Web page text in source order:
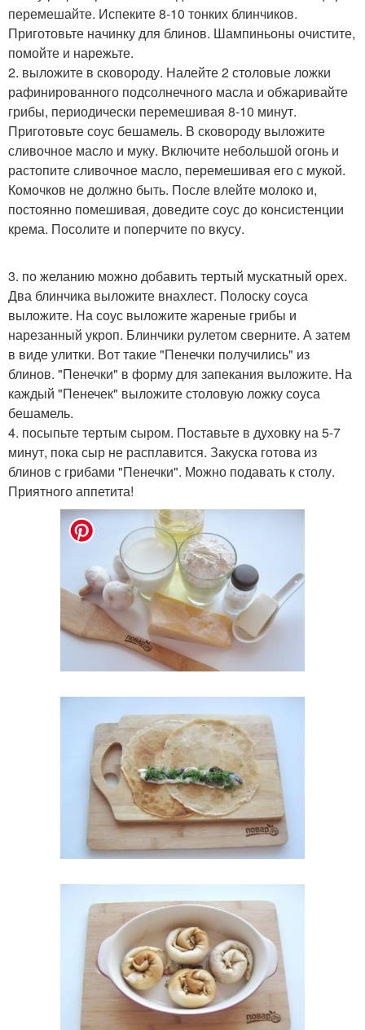
перемешайте. Испеките 8-10 тонких блинчиков.
Приготовьте начинку для блинов. Шампиньоны очистите,
помойте и нарежьте.
2. выложите в сковороду. Налейте 2 столовые ложки
рафинированного подсолнечного масла и обжаривайте
грибы, периодически перемешивая 8-10 минут.
Приготовьте соус бешамель. В сковороду выложите
сливочное масло и муку. Включите небольшой огонь и
растопите сливочное масло, перемешивая его с мукой.
Комочков не должно быть. После влейте молоко и,
постоянно помешивая, доведите соус до консистенции
крема. Посолите и поперчите по вкусу.
3. по желанию можно добавить тертый мускатный орех.
Два блинчика выложите внахлест. Полоску соуса
выложите. На соус выложите жареные грибы и
нарезанный укроп. Блинчики рулетом сверните. А затем
в виде улитки. Вот такие "Пенечки получились" из
блинов. "Пенечки" в форму для запекания выложите. На
каждый "Пенечек" выложите столовую ложку соуса
бешамель.
4. посыпьте тертым сыром. Поставьте в духовку на 5-7
минут, пока сыр не расплавится. Закуска готова из
блинов с грибами "Пенечки". Можно подавать к столу.
Приятного аппетита!